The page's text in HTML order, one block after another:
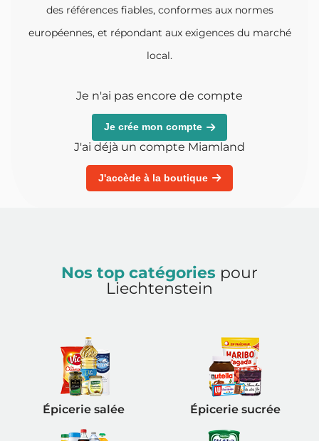
des références fiables, conformes aux normes
européennes, et répondant aux exigences du marché
local.
Je n'ai pas encore de compte
Je crée mon compte
J'ai déjà un compte Miamland
J'accède à la boutique
Nos top catégories pour
Liechtenstein
Épicerie salée Épicerie sucrée